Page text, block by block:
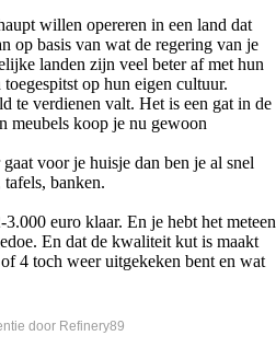
willen opereren in een land dat
op basis van wat de regering van je
landen zijn veel beter af met hun
op hun eigen cultuur.
te verdienen valt. Het is een gat in de
meubels koop je nu gewoon
voor je huisje dan ben je al snel
banken.
euro klaar. En je hebt het meteen
En dat de kwaliteit kut is maakt
4 toch weer uitgekeken bent en wat
door Refinery89